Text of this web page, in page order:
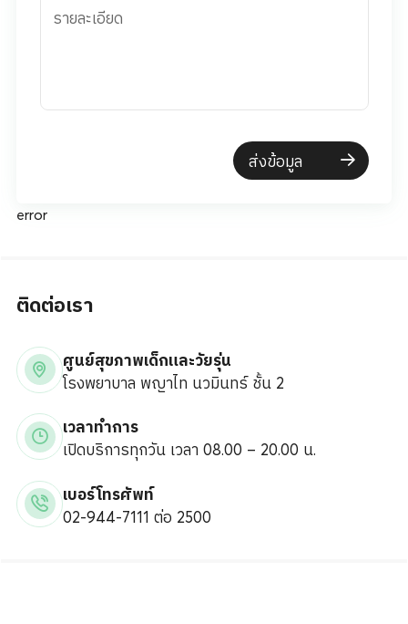
รายละเอียด
ส่งข้อมูล
error
ติดต่อเรา
ศูนย์สุขภาพเด็กและวัยรุ่น
โรงพยาบาล พญาไท นวมินทร์ ชั้น 2
เวลาทำการ
เปิดบริการทุกวัน เวลา 08.00 – 20.00 น.
เบอร์โทรศัพท์
02-944-7111 ต่อ 2500